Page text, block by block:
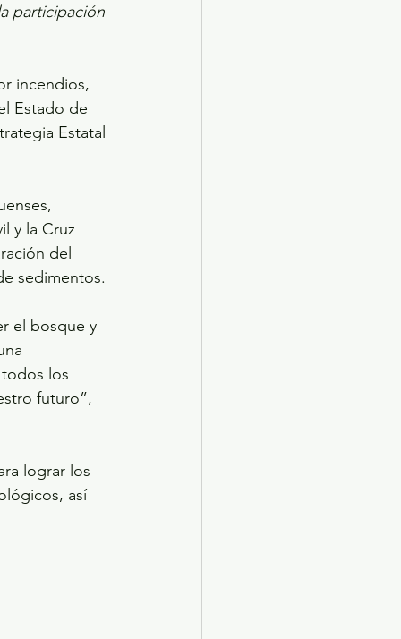
participación
incendios,
Estado de
Estatal
y la Cruz
del
sedimentos.
el bosque y
los
futuro”,
lograr los
así